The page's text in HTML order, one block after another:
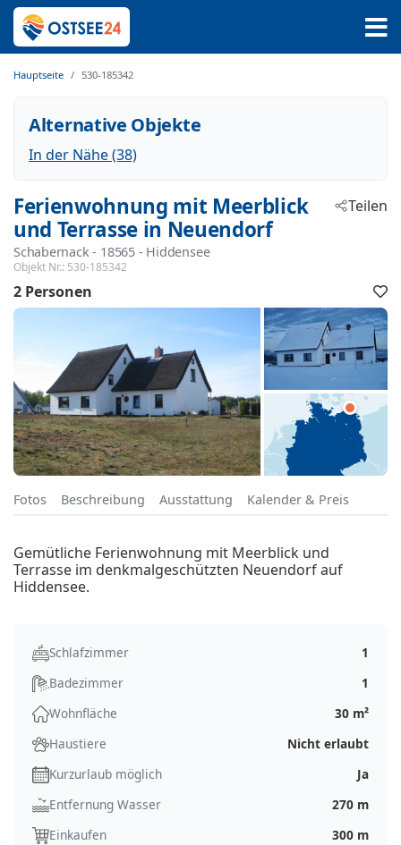
Hauptseite 530-185342
Alternative Objekte
In der Nähe (38)
Ferienwohnung mit Meerblick
und Terrasse in Neuendorf
Schabernack - 18565 - Hiddensee
Objekt Nr.: 530-185342
Teilen
2 Personen
Fotos Beschreibung Ausstattung Kalender & Preis
Gemütliche Ferienwohnung mit Meerblick und
Terrasse im denkmalgeschützten Neuendorf auf
Hiddensee.
Schlafzimmer
1
Badezimmer
1
Wohnfläche
30 m²
Haustiere
Nicht erlaubt
Kurzurlaub möglich
Ja
Entfernung Wasser
270 m
Einkaufen
300 m